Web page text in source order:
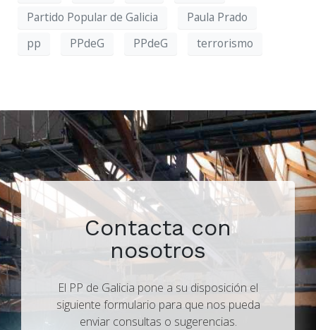
Partido Popular de Galicia
Paula Prado
pp
PPdeG PPdeG terrorismo
Contacta con
nosotros
El PP de Galicia pone a su disposición el
siguiente formulario para que nos pueda
enviar consultas o sugerencias.